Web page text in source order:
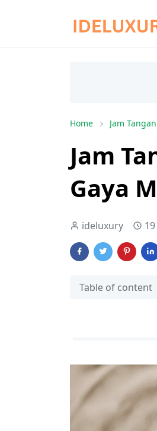
Home Jam Tangan
Jam
Gaya
ideluxury
Table of content